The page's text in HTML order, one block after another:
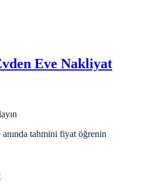
Eve Nakliyat
tahmini fiyat öğrenin